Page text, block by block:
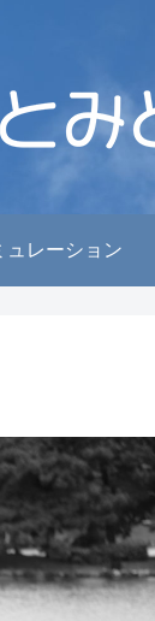
ュレーション